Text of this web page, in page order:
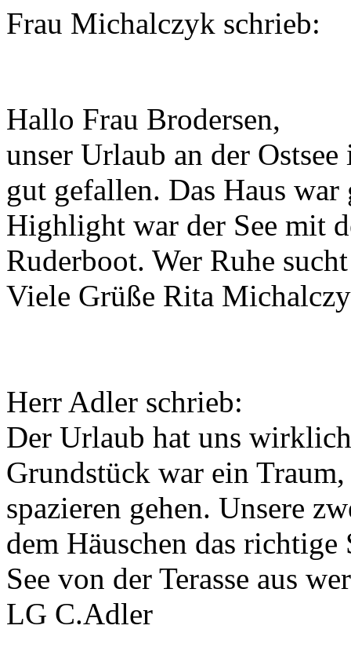
Frau Michalczyk schrieb:
Hallo Frau Brodersen,
unser Urlaub an der
gut gefallen. Das Haus
Highlight war der See mit
Ruderboot. Wer Ruhe
Viele Grüße Rita
Herr Adler schrieb:
Der Urlaub hat uns
Grundstück war ein
spazieren gehen. Unsere
dem Häuschen das
See von der Terasse aus
LG C.Adler